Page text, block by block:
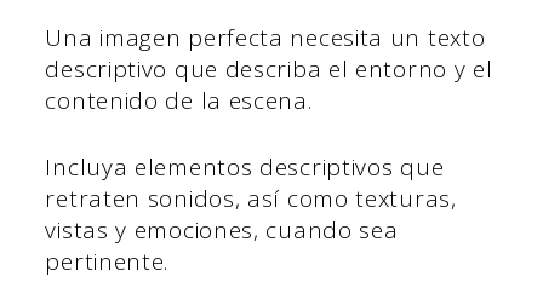
Una imagen perfecta necesita un texto
descriptivo que describa el entorno y el
contenido de la escena.
Incluya elementos descriptivos que
retraten sonidos, así como texturas,
vistas y emociones, cuando sea
pertinente.